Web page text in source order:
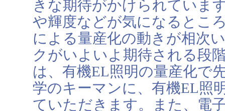
きな期待がかけられていま
や輝度などが気になるとこ
による量産化の動きが相次
クがいよいよ期待される段
は、有機EL照明の量産化で
学のキーマンに、有機EL照
ていただきます。また、電